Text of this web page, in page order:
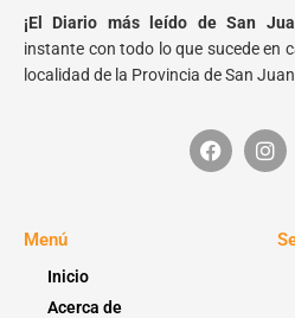
¡El Diario más leído de San
instante con todo lo que sucede en
localidad de la Provincia de San
Menú
Inicio
Acerca de